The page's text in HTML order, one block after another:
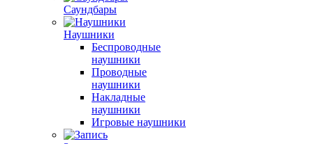
Саундбары
Наушники
Беспроводные
наушники
Проводные
наушники
Накладные
наушники
Игровые наушники